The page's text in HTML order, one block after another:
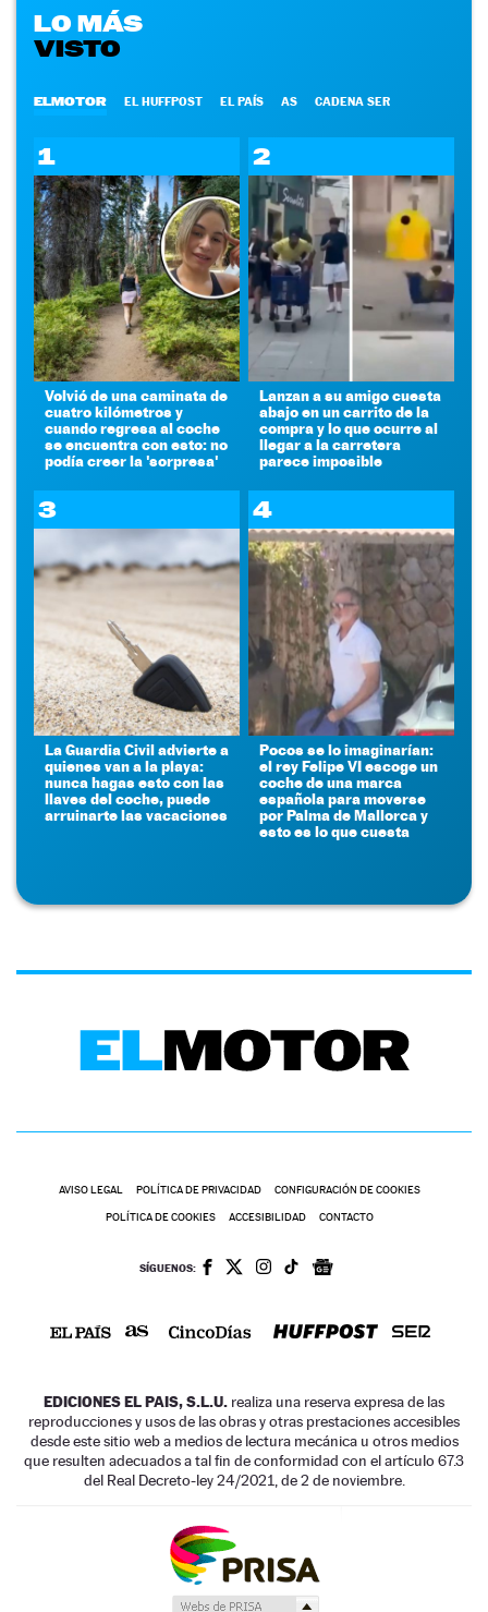
LO MÁS
VISTO
ELMOTOR EL HUFFPOST EL PAÍS AS CADENA SER
1
Volvió de una caminata de
cuatro kilómetros y
cuando regresa al coche
se encuentra con esto: no
podía creer la 'sorpresa'
2
Lanzan a su amigo cuesta
abajo en un carrito de la
compra y lo que ocurre al
llegar a la carretera
parece imposible
3
La Guardia Civil advierte a
quienes van a la playa:
nunca hagas esto con las
llaves del coche, puede
arruinarte las vacaciones
4
Pocos se lo imaginarían:
el rey Felipe VI escoge un
coche de una marca
española para moverse
por Palma de Mallorca y
esto es lo que cuesta
AVISO LEGAL POLÍTICA DE PRIVACIDAD CONFIGURACIÓN DE COOKIES
POLÍTICA DE COOKIES ACCESIBILIDAD CONTACTO
SÍGUENOS:
EDICIONES EL PAIS, S.L.U. realiza una reserva expresa de las
reproducciones y usos de las obras y otras prestaciones accesibles
desde este sitio web a medios de lectura mecánica u otros medios
que resulten adecuados a tal fin de conformidad con el artículo 67.3
del Real Decreto-ley 24/2021, de 2 de noviembre.